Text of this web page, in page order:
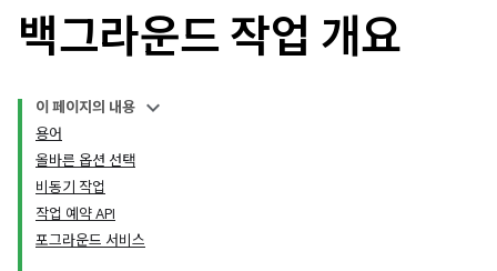
백그라운드 작업 개요
이 페이지의 내용
용어
올바른 옵션 선택
비동기 작업
작업 예약 API
포그라운드 서비스